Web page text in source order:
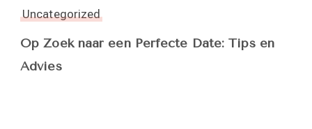
Uncategorized
Op Zoek naar een Perfecte Date: Tips en
Advies